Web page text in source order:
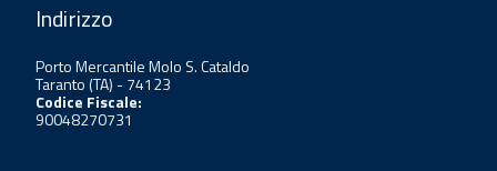
Indirizzo
Porto Mercantile Molo S. Cataldo
Taranto (TA) - 74123
Codice Fiscale:
90048270731